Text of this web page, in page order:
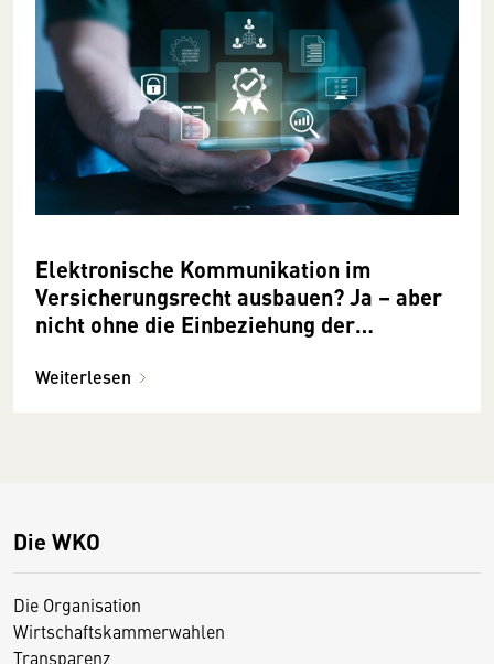
Elektronische Kommunikation im
Versicherungsrecht ausbauen? Ja – aber
nicht ohne die Einbeziehung der
Weiterlesen
Die WKO
Die Organisation
Wirtschaftskammerwahlen
Transparenz